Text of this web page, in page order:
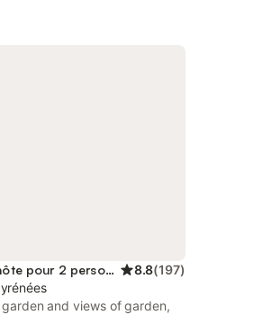
Maison d’hôte pour 2 personnes 8.8(197)
and views of garden,